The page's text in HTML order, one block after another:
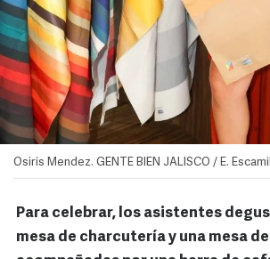
Osiris Mendez. GENTE BIEN JALISCO / E.
Para celebrar, los asistentes
mesa de charcutería y una mesa